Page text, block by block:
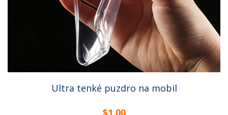
Ultra tenké puzdro na mobil
$1.00